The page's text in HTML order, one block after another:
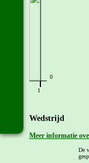
0
1
Wedstrijd
Meer informatie
De